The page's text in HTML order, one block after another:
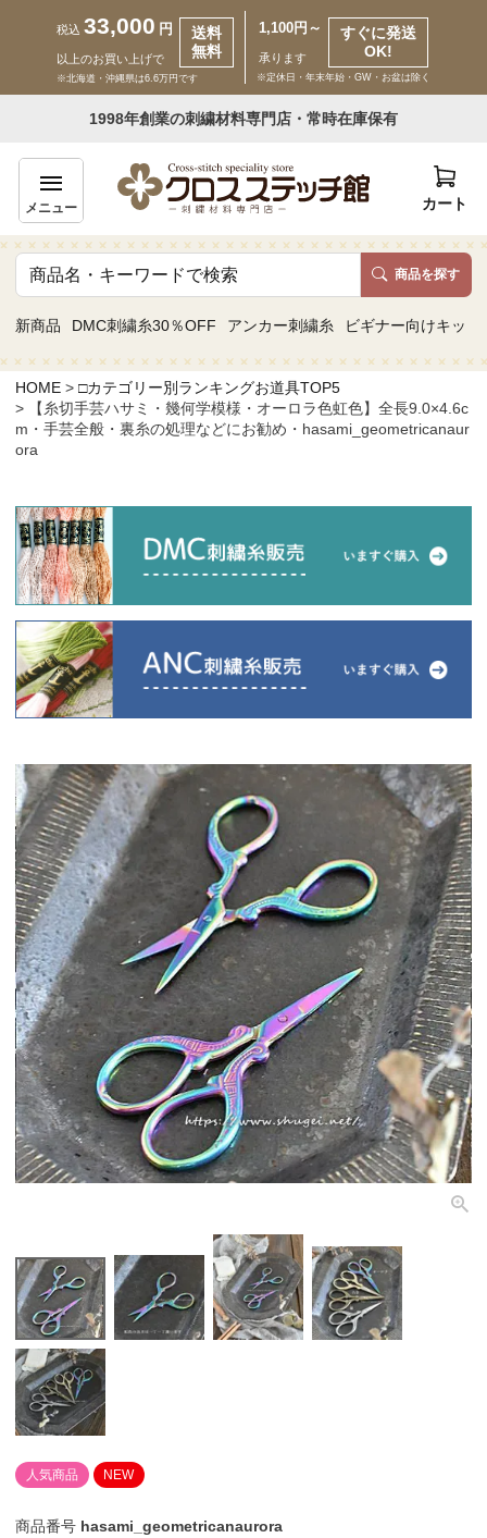
税込 33,000 円
以上のお買い上げで
送料
無料
※北海道・沖縄県は6.6万円です
1,100円～
承ります
すぐに発送
OK!
※定休日・年末年始・GW・お盆は除く
1998年創業の刺繍材料専門店・常時在庫保有
メニュー カート
商品を探す
新商品 DMC刺繍糸30％OFF アンカー刺繍糸 ビギナー向けキット
いらっしゃいませ ゲスト 様
商品一覧
カテゴリーから探す
取り扱いブランドから探す
当店について
よくあるご質問
ご利用ガイド
返品特約について
新規会員登録
会員規約について
特定商取引法について
個人情報取り扱いについて
閉じる
HOME
□カテゴリー別ランキングお道具TOP5
【糸切手芸ハサミ・幾何学模様・オーロラ色虹色】全長9.0×4.6c
m・手芸全般・裏糸の処理などにお勧め・hasami_geometricanaur
ora
人気商品 NEW
商品番号 hasami_geometricanaurora